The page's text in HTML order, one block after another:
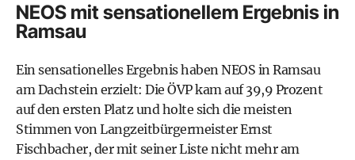
NEOS mit sensationellem Ergebnis in
Ramsau
Ein sensationelles Ergebnis haben NEOS in Ramsau
am Dachstein erzielt: Die ÖVP kam auf 39,9 Prozent
auf den ersten Platz und holte sich die meisten
Stimmen von Langzeitbürgermeister Ernst
Fischbacher, der mit seiner Liste nicht mehr am